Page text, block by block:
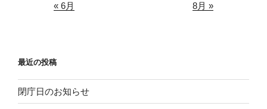
« 6月 8月 »
最近の投稿
閉庁日のお知らせ